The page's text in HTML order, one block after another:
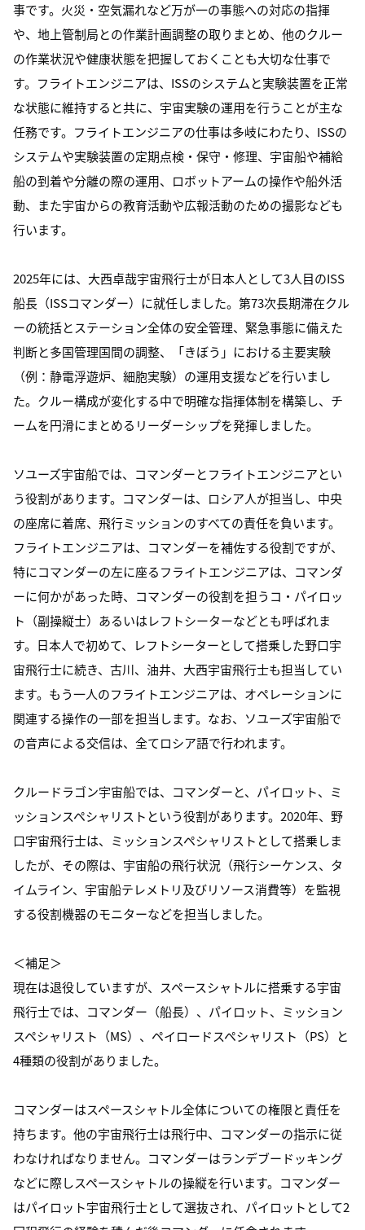
事です。火災・空気漏れなど万が一の事態への対応の指揮
や、地上管制局との作業計画調整の取りまとめ、他のクルー
の作業状況や健康状態を把握しておくことも大切な仕事で
す。フライトエンジニアは、ISSのシステムと実験装置を正常
な状態に維持すると共に、宇宙実験の運用を行うことが主な
任務です。フライトエンジニアの仕事は多岐にわたり、ISSの
システムや実験装置の定期点検・保守・修理、宇宙船や補給
船の到着や分離の際の運用、ロボットアームの操作や船外活
動、また宇宙からの教育活動や広報活動のための撮影なども
行います。
2025年には、大西卓哉宇宙飛行士が日本人として3人目のISS
船長（ISSコマンダー）に就任しました。第73次長期滞在クル
ーの統括とステーション全体の安全管理、緊急事態に備えた
判断と多国管理国間の調整、「きぼう」における主要実験
（例：静電浮遊炉、細胞実験）の運用支援などを行いまし
た。クルー構成が変化する中で明確な指揮体制を構築し、チ
ームを円滑にまとめるリーダーシップを発揮しました。
ソユーズ宇宙船では、コマンダーとフライトエンジニアとい
う役割があります。コマンダーは、ロシア人が担当し、中央
の座席に着席、飛行ミッションのすべての責任を負います。
フライトエンジニアは、コマンダーを補佐する役割ですが、
特にコマンダーの左に座るフライトエンジニアは、コマンダ
ーに何かがあった時、コマンダーの役割を担うコ・パイロッ
ト（副操縦士）あるいはレフトシーターなどとも呼ばれま
す。日本人で初めて、レフトシーターとして搭乗した野口宇
宙飛行士に続き、古川、油井、大西宇宙飛行士も担当してい
ます。もう一人のフライトエンジニアは、オペレーションに
関連する操作の一部を担当します。なお、ソユーズ宇宙船で
の音声による交信は、全てロシア語で行われます。
クルードラゴン宇宙船では、コマンダーと、パイロット、ミ
ッションスペシャリストという役割があります。2020年、野
口宇宙飛行士は、ミッションスペシャリストとして搭乗しま
したが、その際は、宇宙船の飛行状況（飛行シーケンス、タ
イムライン、宇宙船テレメトリ及びリソース消費等）を監視
する役割機器のモニターなどを担当しました。
＜補足＞
現在は退役していますが、スペースシャトルに搭乗する宇宙
飛行士では、コマンダー（船長）、パイロット、ミッション
スペシャリスト（MS）、ペイロードスペシャリスト（PS）と
4種類の役割がありました。
コマンダーはスペースシャトル全体についての権限と責任を
持ちます。他の宇宙飛行士は飛行中、コマンダーの指示に従
わなければなりません。コマンダーはランデブードッキング
などに際しスペースシャトルの操縦を行います。コマンダー
はパイロット宇宙飛行士として選抜され、パイロットとして2